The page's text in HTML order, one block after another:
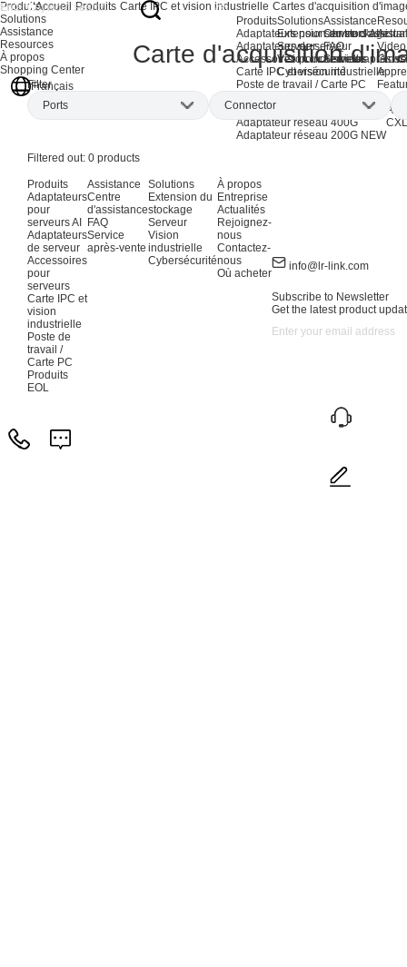
Produits
Adaptateurs pour serveurs AI
Adaptateurs de serveur
Accessoires pour serveurs
Carte IPC et vision industrielle
Poste de travail / Carte PC
Adaptateurs de réseau AI
Adaptateur réseau 400G
Adaptateur réseau 200G NEW
Solutions
Extension du stockage
Serveur
Vision industrielle
Cybersécurité
Assistance
Centre
FAQ
Service après-
Video
Produits
Solutions
Assistance
Resources
À propos
Shopping Center
Français
Accueil Produits Carte IPC et vision industrielle Cartes d'acquisition
Carte d'acquisition
Filter
Ports
Connector
Filtered out: 0 products
Produits
Adaptateurs
pour
serveurs AI
Adaptateurs
de serveur
Accessoires
pour
serveurs
Carte IPC et
vision
industrielle
Poste de
travail /
Carte PC
Produits
EOL
Assistance
Centre
d'assistance
FAQ
Service
après-vente
Solutions
Extension du
stockage
Serveur
Vision
industrielle
Cybersécurité
À propos
Entreprise
Actualités
Rejoignez-
nous
Contactez-
nous
Où acheter
info@lr-link.com
Subscribe to Newsletter
Get the latest product